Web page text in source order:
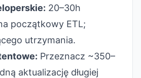
20–30h
początkowy ETL;
utrzymania.
Przeznacz ~350–
aktualizację długiej